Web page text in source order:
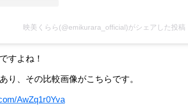
映美くらら(@emikurara_official)がシェアした投稿
すよね！
り、その比較画像がこちらです。
AwZq1r0Yva